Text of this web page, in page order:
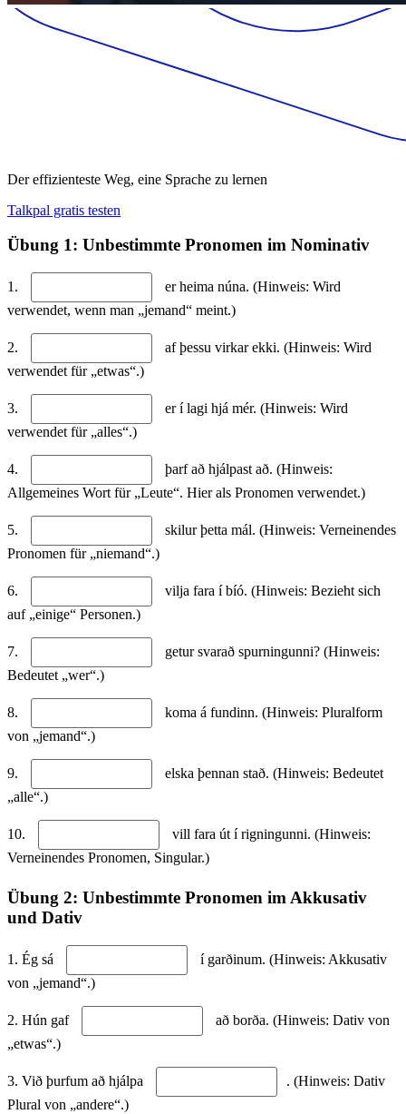
Der effizienteste Weg, eine Sprache zu lernen
Talkpal gratis testen
Übung 1: Unbestimmte Pronomen im Nominativ
1.
er heima núna. (Hinweis: Wird
verwendet, wenn man „jemand“ meint.)
2.
af þessu virkar ekki. (Hinweis: Wird
verwendet für „etwas“.)
3.
er í lagi hjá mér. (Hinweis: Wird
verwendet für „alles“.)
4.
þarf að hjálpast að. (Hinweis:
Allgemeines Wort für „Leute“. Hier als Pronomen verwendet.)
5.
skilur þetta mál. (Hinweis: Verneinendes
Pronomen für „niemand“.)
6.
vilja fara í bíó. (Hinweis: Bezieht sich
auf „einige“ Personen.)
7.
getur svarað spurningunni? (Hinweis:
Bedeutet „wer“.)
8.
koma á fundinn. (Hinweis: Pluralform
von „jemand“.)
9.
elska þennan stað. (Hinweis: Bedeutet
„alle“.)
10.
vill fara út í rigningunni. (Hinweis:
Verneinendes Pronomen, Singular.)
Übung 2: Unbestimmte Pronomen im Akkusativ
und Dativ
1. Ég sá
í garðinum. (Hinweis: Akkusativ
von „jemand“.)
2. Hún gaf
að borða. (Hinweis: Dativ von
„etwas“.)
3. Við þurfum að hjálpa
. (Hinweis: Dativ
Plural von „andere“.)